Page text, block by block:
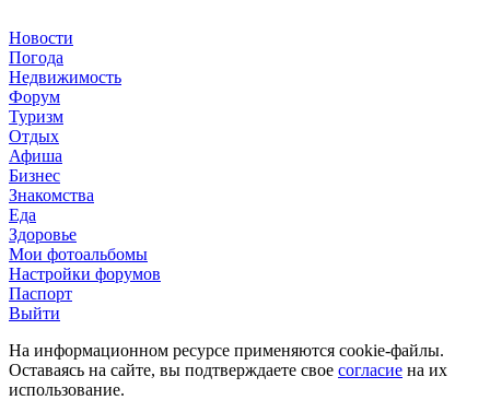
Новости
Погода
Недвижимость
Форум
Туризм
Отдых
Афиша
Бизнес
Знакомства
Еда
Здоровье
Мои фотоальбомы
Настройки форумов
Паспорт
Выйти
На информационном ресурсе применяются cookie-файлы.
Оставаясь на сайте, вы подтверждаете свое согласие на их
использование.